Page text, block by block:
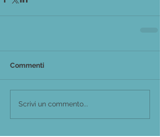
Commenti
Scrivi un commento...